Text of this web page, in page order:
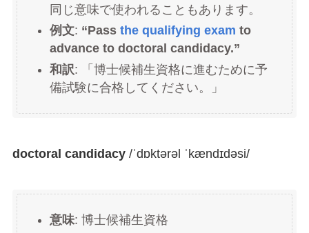
同じ意味で使われることもあります。
例文: “Pass the qualifying exam to
advance to doctoral candidacy.”
和訳: 「博士候補生資格に進むために予
備試験に合格してください。」
doctoral candidacy/ˈdɒktərəl ˈkændɪdəsi/
意味: 博士候補生資格